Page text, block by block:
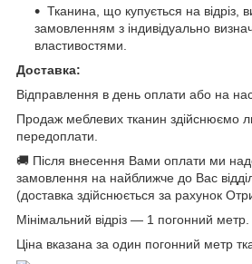
Тканина, що купується на відріз,
замовленням з індивідуально
властивостями.
Доставка:
Відправлення в день оплати або на
Продаж меблевих тканин здійснюємо
передоплати.
🚚 Після внесення Вами оплати ми
замовлення на найближче до Вас
(доставка здійснюється за рахунок
Мінімальний відріз — 1 погонний метр.
Ціна вказана за один погонний метр